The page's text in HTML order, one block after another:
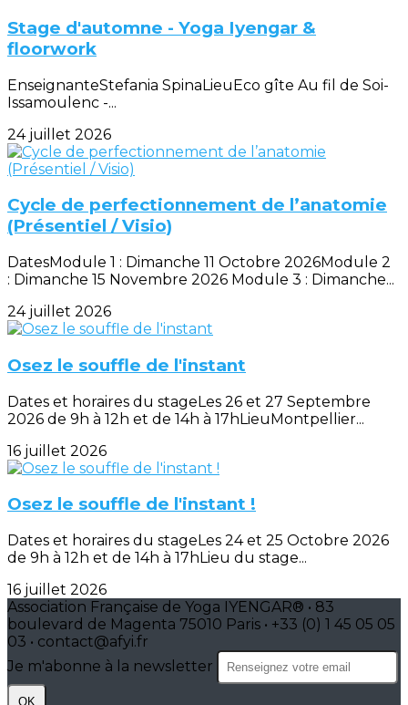
Stage d'automne - Yoga Iyengar &
floorwork
EnseignanteStefania SpinaLieuEco gîte Au fil de Soi-
Issamoulenc -...
24 juillet 2026
Cycle de perfectionnement de l’anatomie
(Présentiel / Visio)
DatesModule 1 : Dimanche 11 Octobre 2026Module 2
: Dimanche 15 Novembre 2026 Module 3 : Dimanche...
24 juillet 2026
Osez le souffle de l'instant
Dates et horaires du stageLes 26 et 27 Septembre
2026 de 9h à 12h et de 14h à 17hLieuMontpellier...
16 juillet 2026
Osez le souffle de l'instant !
Dates et horaires du stageLes 24 et 25 Octobre 2026
de 9h à 12h et de 14h à 17hLieu du stage...
16 juillet 2026
Association Française de Yoga IYENGAR® • 83
boulevard de Magenta 75010 Paris • +33 (0) 1 45 05 05
03 • contact@afyi.fr
Je m'abonne à la newsletter
OK